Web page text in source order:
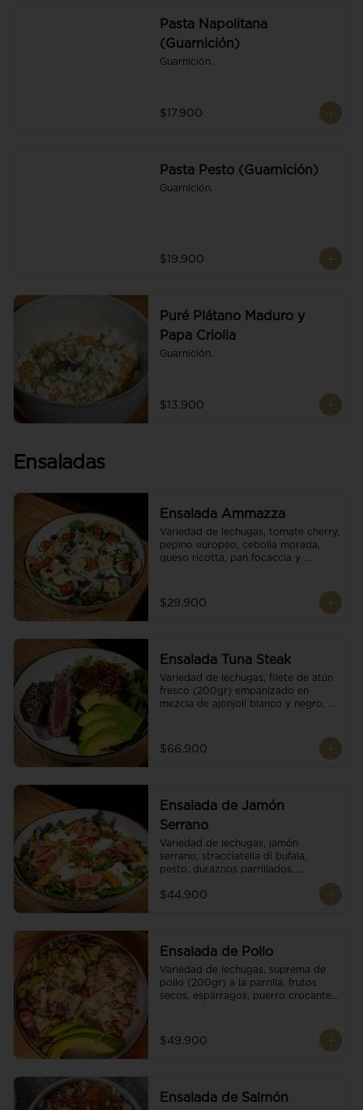
Pasta Napolitana
(Guarnición)
Guarnición.
$17.900
Pasta Pesto (Guarnición)
Guarnición.
$19.900
Puré Plátano Maduro y
Papa Criolla
Guarnición.
$13.900
Ensaladas
Ensalada Ammazza
Variedad de lechugas, tomate cherry,
pepino europeo, cebolla morada,
queso ricotta, pan focaccia y
$29.900
Ensalada Tuna Steak
Variedad de lechugas, filete de atún
fresco (200gr) empanizado en
mezcla de ajonjolí blanco y negro,
parmesano, puerro crocante y
reducción de balsámico.
$66.900
Ensalada de Jamón
Serrano
Variedad de lechugas, jamón
serrano, stracciatella di bufala,
pesto, duraznos parrillados,
tomate cherry y vinagreta
$44.900
Ensalada de Pollo
Variedad de lechugas, suprema de
pollo (200gr) a la parrilla, frutos
secos, espárragos, puerro crocante,
balsámico.
$49.900
Ensalada de Salmón